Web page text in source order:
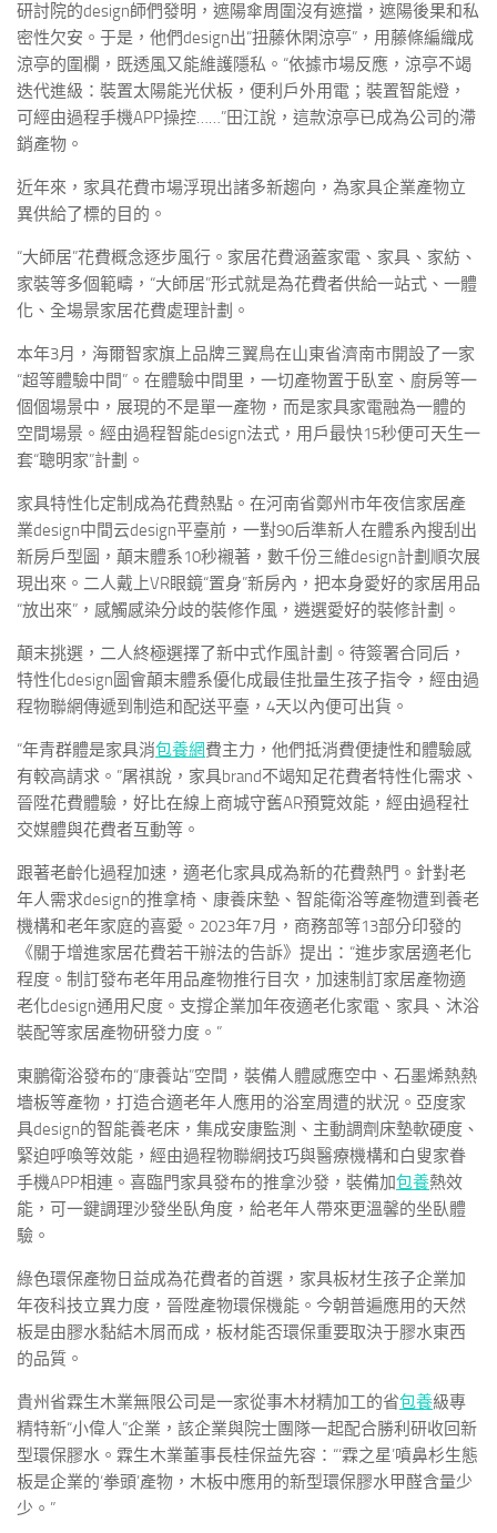
研討院的design師們發明，遮陽傘周圍沒有遮擋，遮陽後果和私
密性欠安。于是，他們design出“扭藤休閑涼亭”，用藤條編織成
涼亭的圍欄，既透風又能維護隱私。“依據市場反應，涼亭不竭
迭代進級：裝置太陽能光伏板，便利戶外用電；裝置智能燈，
可經由過程手機APP操控……”田江說，這款涼亭已成為公司的滯
銷產物。
近年來，家具花費市場浮現出諸多新趨向，為家具企業產物立
異供給了標的目的。
“大師居”花費概念逐步風行。家居花費涵蓋家電、家具、家紡、
家裝等多個範疇，“大師居”形式就是為花費者供給一站式、一體
化、全場景家居花費處理計劃。
本年3月，海爾智家旗上品牌三翼鳥在山東省濟南市開設了一家
“超等體驗中間”。在體驗中間里，一切產物置于臥室、廚房等一
個個場景中，展現的不是單一產物，而是家具家電融為一體的
空間場景。經由過程智能design法式，用戶最快15秒便可天生一
套“聰明家”計劃。
家具特性化定制成為花費熱點。在河南省鄭州市年夜信家居產
業design中間云design平臺前，一對90后準新人在體系內搜刮出
新房戶型圖，顛末體系10秒襯著，數千份三維design計劃順次展
現出來。二人戴上VR眼鏡“置身”新房內，把本身愛好的家居用品
“放出來”，感觸感染分歧的裝修作風，遴選愛好的裝修計劃。
顛末挑選，二人終極選擇了新中式作風計劃。待簽署合同后，
特性化design圖會顛末體系優化成最佳批量生孩子指令，經由過
程物聯網傳遞到制造和配送平臺，4天以內便可出貨。
“年青群體是家具消包養網費主力，他們抵消費便捷性和體驗感
有較高請求。”屠祺說，家具brand不竭知足花費者特性化需求、
晉陞花費體驗，好比在線上商城守舊AR預覽效能，經由過程社
交媒體與花費者互動等。
跟著老齡化過程加速，適老化家具成為新的花費熱門。針對老
年人需求design的推拿椅、康養床墊、智能衛浴等產物遭到養老
機構和老年家庭的喜愛。2023年7月，商務部等13部分印發的
《關于增進家居花費若干辦法的告訴》提出：“進步家居適老化
程度。制訂發布老年用品產物推行目次，加速制訂家居產物適
老化design通用尺度。支撐企業加年夜適老化家電、家具、沐浴
裝配等家居產物研發力度。”
東鵬衛浴發布的“康養站”空間，裝備人體感應空中、石墨烯熱熱
墻板等產物，打造合適老年人應用的浴室周遭的狀況。亞度家
具design的智能養老床，集成安康監測、主動調劑床墊軟硬度、
緊迫呼喚等效能，經由過程物聯網技巧與醫療機構和白叟家眷
手機APP相連。喜臨門家具發布的推拿沙發，裝備加包養熱效
能，可一鍵調理沙發坐臥角度，給老年人帶來更溫馨的坐臥體
驗。
綠色環保產物日益成為花費者的首選，家具板材生孩子企業加
年夜科技立異力度，晉陞產物環保機能。今朝普遍應用的天然
板是由膠水黏結木屑而成，板材能否環保重要取決于膠水東西
的品質。
貴州省霖生木業無限公司是一家從事木材精加工的省包養級專
精特新“小偉人”企業，該企業與院士團隊一起配合勝利研收回新
型環保膠水。霖生木業董事長桂保益先容：“‘霖之星’噴鼻杉生態
板是企業的‘拳頭’產物，木板中應用的新型環保膠水甲醛含量少
少。”